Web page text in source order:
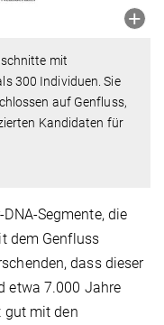
mit
300 Individuen. Sie
auf Genfluss,
Kandidaten für
Segmente, die
dem Genfluss
dass dieser
etwa 7.000 Jahre
gut mit den